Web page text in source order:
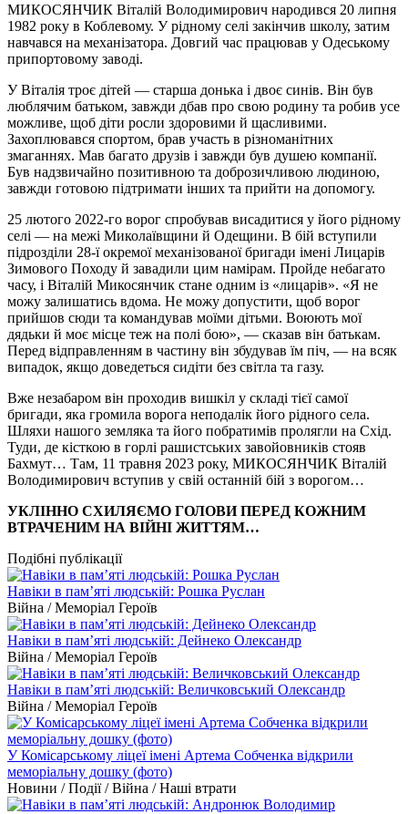
МИКОСЯНЧИК Віталій Володимирович народився 20 липня
1982 року в Коблевому. У рідному селі закінчив школу, затим
навчався на механізатора. Довгий час працював у Одеському
припортовому заводі.
У Віталія троє дітей — старша донька і двоє синів. Він був
люблячим батьком, завжди дбав про свою родину та робив усе
можливе, щоб діти росли здоровими й щасливими.
Захоплювався спортом, брав участь в різноманітних
змаганнях. Мав багато друзів і завжди був душею компанії.
Був надзвичайно позитивною та доброзичливою людиною,
завжди готовою підтримати інших та прийти на допомогу.
25 лютого 2022-го ворог спробував висадитися у його рідному
селі — на межі Миколаївщини й Одещини. В бій вступили
підрозділи 28-ї окремої механізованої бригади імені Лицарів
Зимового Походу й завадили цим намірам. Пройде небагато
часу, і Віталій Микосянчик стане одним із «лицарів». «Я не
можу залишатись вдома. Не можу допустити, щоб ворог
прийшов сюди та командував моїми дітьми. Воюють мої
дядьки й моє місце теж на полі бою», — сказав він батькам.
Перед відправленням в частину він збудував їм піч, — на всяк
випадок, якщо доведеться сидіти без світла та газу.
Вже незабаром він проходив вишкіл у складі тієї самої
бригади, яка громила ворога неподалік його рідного села.
Шляхи нашого земляка та його побратимів пролягли на Схід.
Туди, де кісткою в горлі рашистських завойовників стояв
Бахмут… Там, 11 травня 2023 року, МИКОСЯНЧИК Віталій
Володимирович вступив у свій останній бій з ворогом…
УКЛІННО СХИЛЯЄМО ГОЛОВИ ПЕРЕД КОЖНИМ
ВТРАЧЕНИМ НА ВІЙНІ ЖИТТЯМ…
Подібні публікації
Навіки в пам’яті людській: Рошка Руслан
Війна / Меморіал Героїв
Навіки в пам’яті людській: Дейнеко Олександр
Війна / Меморіал Героїв
Навіки в пам’яті людській: Величковський Олександр
Війна / Меморіал Героїв
У Комісарському ліцеї імені Артема Собченка відкрили
меморіальну дошку (фото)
Новини / Події / Війна / Наші втрати